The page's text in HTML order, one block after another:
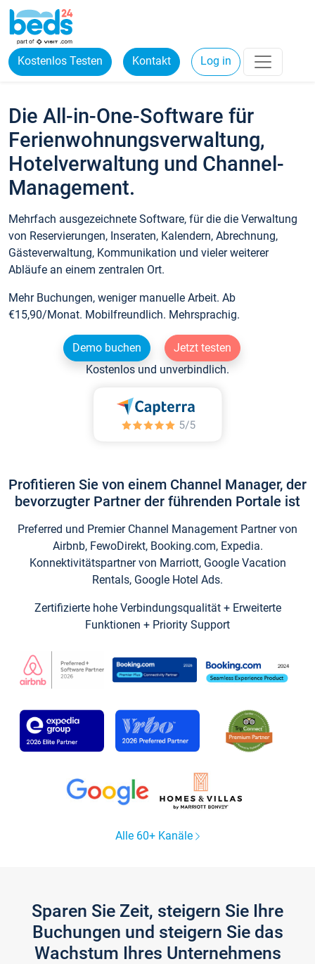
Kostenlos Testen Kontakt Log in
Die All-in-One-Software für
Ferienwohnungsverwaltung,
Hotelverwaltung und Channel-
Management.
Mehrfach ausgezeichnete Software, für die die Verwaltung
von Reservierungen, Inseraten, Kalendern, Abrechnung,
Gästeverwaltung, Kommunikation und vieler weiterer
Abläufe an einem zentralen Ort.
Mehr Buchungen, weniger manuelle Arbeit. Ab
€15,90/Monat. Mobilfreundlich. Mehrsprachig.
Demo buchen
Jetzt testen
Kostenlos und unverbindlich.
Profitieren Sie von einem Channel Manager, der
bevorzugter Partner der führenden Portale ist
Preferred und Premier Channel Management Partner von
Airbnb, FewoDirekt, Booking.com, Expedia.
Konnektivitätspartner von Marriott, Google Vacation
Rentals, Google Hotel Ads.
Zertifizierte hohe Verbindungsqualität + Erweiterte
Funktionen + Priority Support
Alle 60+ Kanäle
Sparen Sie Zeit, steigern Sie Ihre
Buchungen und steigern Sie das
Wachstum Ihres Unternehmens